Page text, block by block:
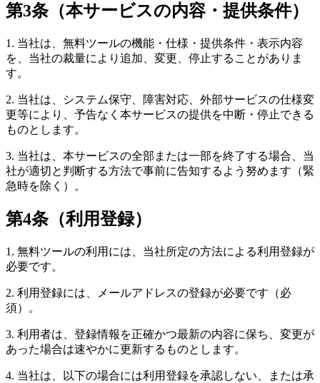
第3条（本サービスの内容・提供条件）
1. 当社は、無料ツールの機能・仕様・提供条件・表示内容
を、当社の裁量により追加、変更、停止することがありま
す。
2. 当社は、システム保守、障害対応、外部サービスの仕様変
更等により、予告なく本サービスの提供を中断・停止できる
ものとします。
3. 当社は、本サービスの全部または一部を終了する場合、当
社が適切と判断する方法で事前に告知するよう努めます（緊
急時を除く）。
第4条（利用登録）
1. 無料ツールの利用には、当社所定の方法による利用登録が
必要です。
2. 利用登録には、メールアドレスの登録が必要です（必
須）。
3. 利用者は、登録情報を正確かつ最新の内容に保ち、変更が
あった場合は速やかに更新するものとします。
4. 当社は、以下の場合には利用登録を承認しない、または承